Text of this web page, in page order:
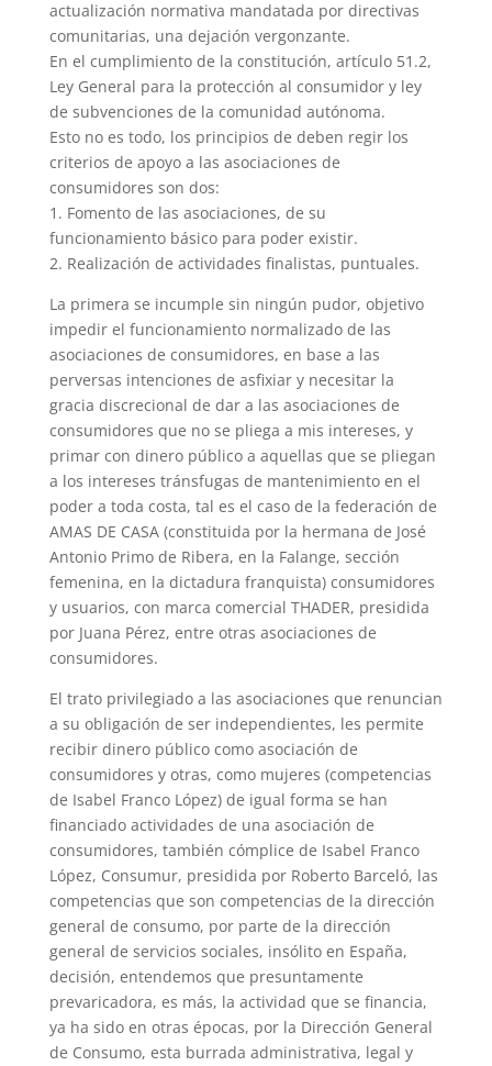
actualización normativa mandatada por directivas
comunitarias, una dejación vergonzante.
En el cumplimiento de la constitución, artículo 51.2,
Ley General para la protección al consumidor y ley
de subvenciones de la comunidad autónoma.
Esto no es todo, los principios de deben regir los
criterios de apoyo a las asociaciones de
consumidores son dos:
1. Fomento de las asociaciones, de su
funcionamiento básico para poder existir.
2. Realización de actividades finalistas, puntuales.
La primera se incumple sin ningún pudor, objetivo
impedir el funcionamiento normalizado de las
asociaciones de consumidores, en base a las
perversas intenciones de asfixiar y necesitar la
gracia discrecional de dar a las asociaciones de
consumidores que no se pliega a mis intereses, y
primar con dinero público a aquellas que se pliegan
a los intereses tránsfugas de mantenimiento en el
poder a toda costa, tal es el caso de la federación de
AMAS DE CASA (constituida por la hermana de José
Antonio Primo de Ribera, en la Falange, sección
femenina, en la dictadura franquista) consumidores
y usuarios, con marca comercial THADER, presidida
por Juana Pérez, entre otras asociaciones de
consumidores.
El trato privilegiado a las asociaciones que renuncian
a su obligación de ser independientes, les permite
recibir dinero público como asociación de
consumidores y otras, como mujeres (competencias
de Isabel Franco López) de igual forma se han
financiado actividades de una asociación de
consumidores, también cómplice de Isabel Franco
López, Consumur, presidida por Roberto Barceló, las
competencias que son competencias de la dirección
general de consumo, por parte de la dirección
general de servicios sociales, insólito en España,
decisión, entendemos que presuntamente
prevaricadora, es más, la actividad que se financia,
ya ha sido en otras épocas, por la Dirección General
de Consumo, esta burrada administrativa, legal y